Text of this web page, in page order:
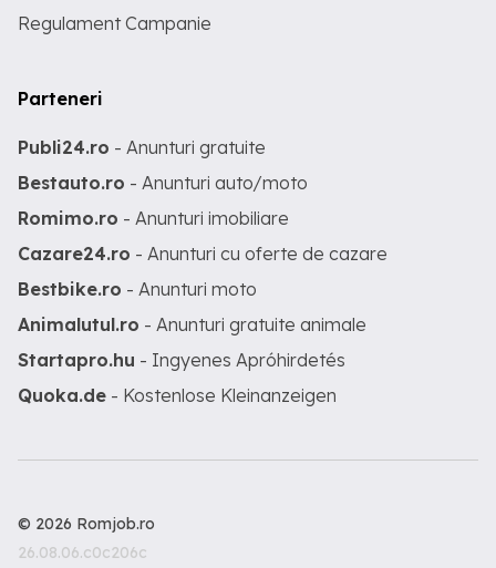
Regulament Campanie
Parteneri
Publi24.ro - Anunturi gratuite
Bestauto.ro - Anunturi auto/moto
Romimo.ro - Anunturi imobiliare
Cazare24.ro - Anunturi cu oferte de cazare
Bestbike.ro - Anunturi moto
Animalutul.ro - Anunturi gratuite animale
Startapro.hu - Ingyenes Apróhirdetés
Quoka.de - Kostenlose Kleinanzeigen
© 2026 Romjob.ro
26.08.06.c0c206c